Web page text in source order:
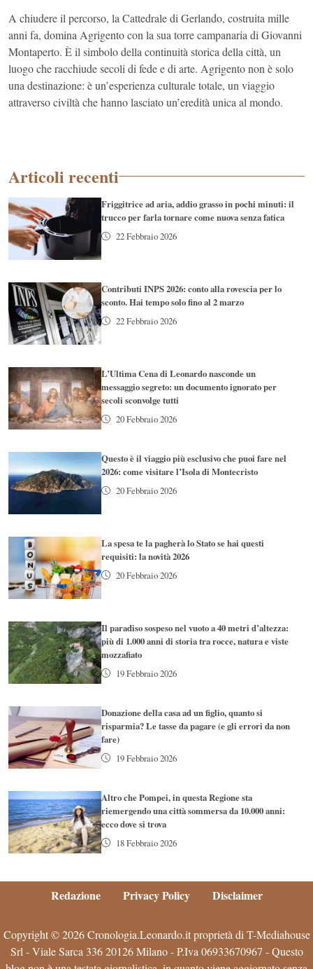
A chiudere il percorso, la Cattedrale di Gerlando, costruita mille
anni fa, domina Agrigento con la sua torre campanaria di Giovanni
Montaperto. È il simbolo della continuità storica della città, un
luogo che racchiude secoli di fede e di arte. Agrigento non è solo
una destinazione: è un’esperienza culturale totale, un viaggio
attraverso civiltà che hanno lasciato un’eredità unica al mondo.
Articoli recenti
Friggitrice ad aria, addio grasso in pochi minuti: il
trucco per farla tornare come nuova senza fatica
22 Febbraio 2026
Contributi INPS 2026: conto alla rovescia per lo
sconto. Hai tempo solo fino al 2 marzo
22 Febbraio 2026
L’Ultima Cena di Leonardo nasconde un
messaggio segreto: un documento ignorato per
secoli sconvolge tutti
20 Febbraio 2026
Questo è il viaggio più esclusivo che puoi fare nel
2026: come visitare l’Isola di Montecristo
20 Febbraio 2026
La spesa te la pagherà lo Stato se hai questi
requisiti: la novità 2026
20 Febbraio 2026
Il paradiso sospeso nel vuoto a 40 metri d’altezza:
più di 1.000 anni di storia tra rocce, natura e viste
mozzafiato
19 Febbraio 2026
Donazione della casa ad un figlio, quanto si
risparmia? Le tasse da pagare (e gli errori da non
fare)
19 Febbraio 2026
Altro che Pompei, in questa Regione sta
riemergendo una città sommersa da 10.000 anni:
ecco dove si trova
18 Febbraio 2026
Redazione Privacy Policy Disclaimer
Copyright © 2026 Cronologia.Leonardo.it proprietà di T-Mediahouse
Srl - Viale Sarca 336 20126 Milano - P.Iva 06933670967 - Questo